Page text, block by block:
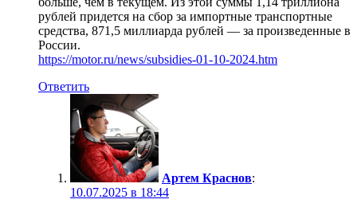
рублей придется на сбор за импортные транспортные
средства, 871,5 миллиарда рублей — за произведенные в
России.
https://motor.ru/news/subsidies-01-10-2024.htm
Ответить
Артем Краснов:
10.07.2025 в 18:44